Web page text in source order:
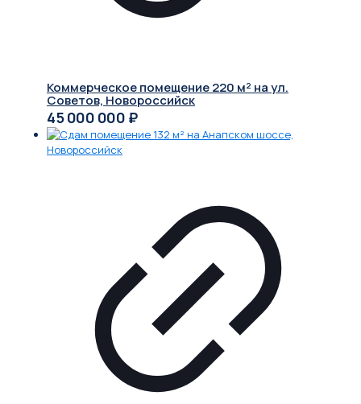
Коммерческое помещение 220 м² на ул.
Советов, Новороссийск
45 000 000 ₽